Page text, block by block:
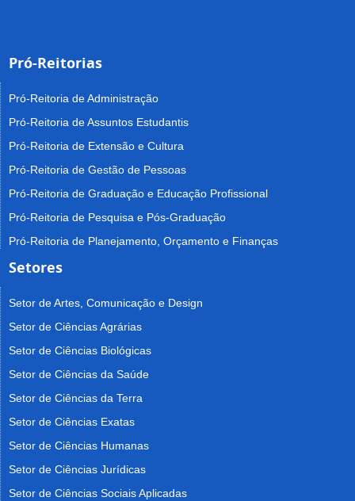
Pró-Reitorias
Pró-Reitoria de Administração
Pró-Reitoria de Assuntos Estudantis
Pró-Reitoria de Extensão e Cultura
Pró-Reitoria de Gestão de Pessoas
Pró-Reitoria de Graduação e Educação Profissional
Pró-Reitoria de Pesquisa e Pós-Graduação
Pró-Reitoria de Planejamento, Orçamento e Finanças
Setores
Setor de Artes, Comunicação e Design
Setor de Ciências Agrárias
Setor de Ciências Biológicas
Setor de Ciências da Saúde
Setor de Ciências da Terra
Setor de Ciências Exatas
Setor de Ciências Humanas
Setor de Ciências Jurídicas
Setor de Ciências Sociais Aplicadas